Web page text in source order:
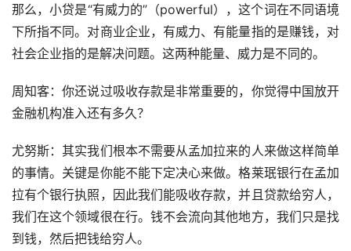
那么，小贷是“有威力的”（powerful），这个词在不同语境
下所指不同。对商业企业，有威力、有能量指的是赚钱，对
社会企业指的是解决问题。这两种能量、威力是不同的。
周知客：你还说过吸收存款是非常重要的，你觉得中国放开
金融机构准入还有多久？
尤努斯：其实我们根本不需要从孟加拉来的人来做这样简单
的事情。关键是你能不能下定决心来做。格莱珉银行在孟加
拉有个银行执照，因此我们能吸收存款，并且贷款给穷人，
我们在这个领域很在行。钱不会流向其他地方，我们只是找
到钱，然后把钱给穷人。